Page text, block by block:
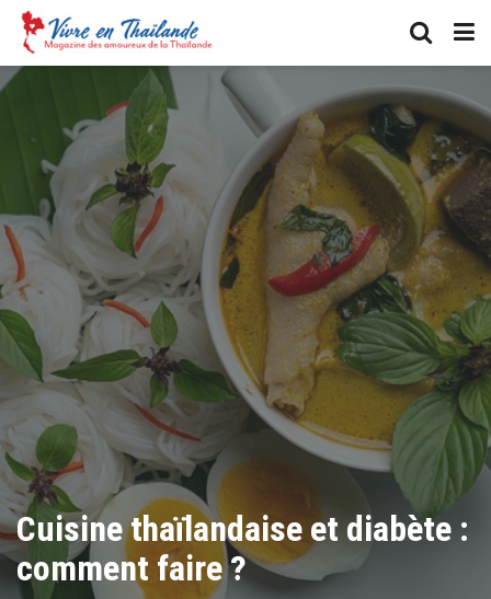
Cuisine thaïlandaise et diabète :
comment faire ?